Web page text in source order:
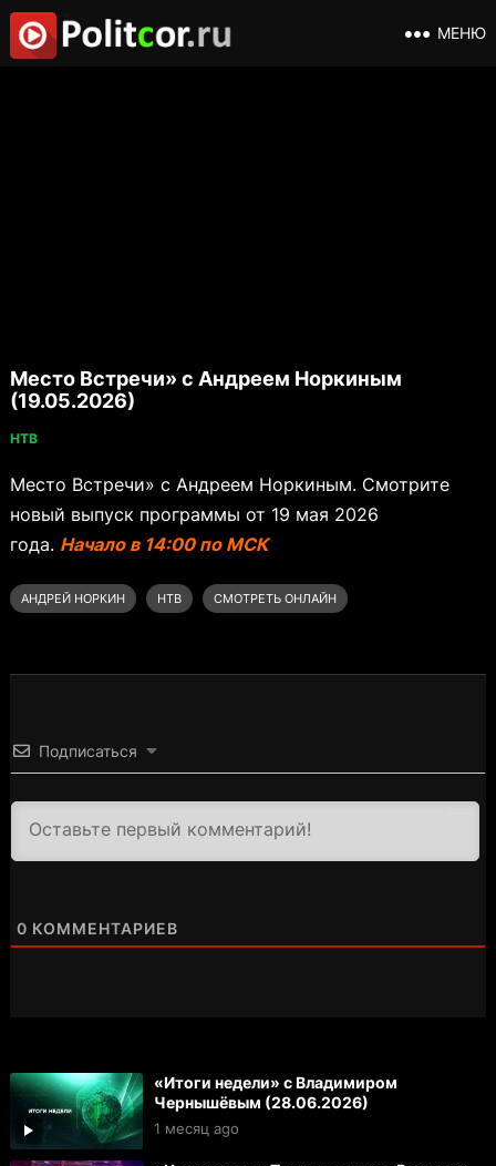
МЕНЮ
Место Встречи» с Андреем Норкиным
(19.05.2026)
НТВ
Место Встречи» с Андреем Норкиным. Смотрите
новый выпуск программы от 19 мая 2026
года. Начало в 14:00 по МСК
АНДРЕЙ НОРКИН НТВ СМОТРЕТЬ ОНЛАЙН
Подписаться
0 КОММЕНТАРИЕВ
«Итоги недели» с Владимиром
Чернышёвым (28.06.2026)
1 месяц ago